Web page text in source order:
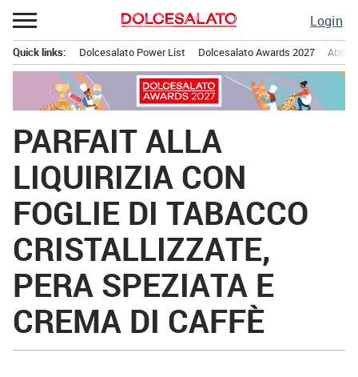
Passa
al
contenuto
Login
principale
Quick links: Dolcesalato Power List Dolcesalato Awards 2027
PARFAIT ALLA
LIQUIRIZIA CON
FOGLIE DI TABACCO
CRISTALLIZZATE,
PERA SPEZIATA E
CREMA DI CAFFÈ